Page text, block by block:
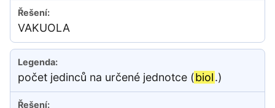
VAKUOLA
počet jedinců na určené jednotce (biol.)